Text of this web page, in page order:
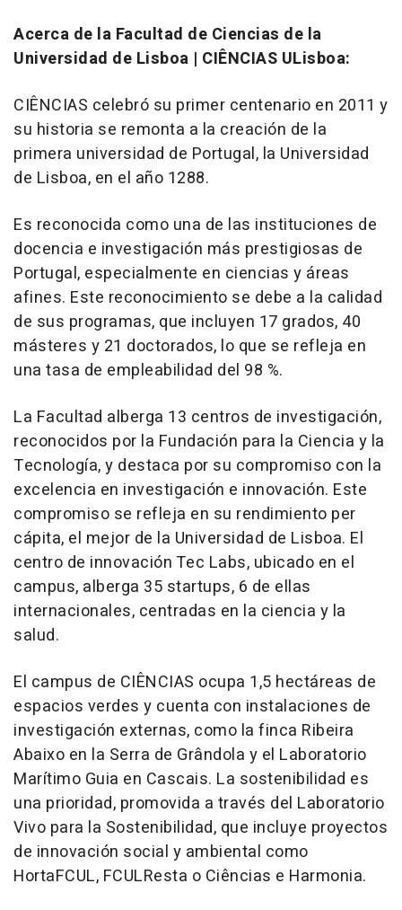
Acerca de la Facultad de Ciencias de la
Universidad de Lisboa | CIÊNCIAS ULisboa:
CIÊNCIAS celebró su primer centenario en 2011 y
su historia se remonta a la creación de la
primera universidad de Portugal, la Universidad
de Lisboa, en el año 1288.
Es reconocida como una de las instituciones de
docencia e investigación más prestigiosas de
Portugal, especialmente en ciencias y áreas
afines. Este reconocimiento se debe a la calidad
de sus programas, que incluyen 17 grados, 40
másteres y 21 doctorados, lo que se refleja en
una tasa de empleabilidad del 98 %.
La Facultad alberga 13 centros de investigación,
reconocidos por la Fundación para la Ciencia y la
Tecnología, y destaca por su compromiso con la
excelencia en investigación e innovación. Este
compromiso se refleja en su rendimiento per
cápita, el mejor de la Universidad de Lisboa. El
centro de innovación Tec Labs, ubicado en el
campus, alberga 35 startups, 6 de ellas
internacionales, centradas en la ciencia y la
salud.
El campus de CIÊNCIAS ocupa 1,5 hectáreas de
espacios verdes y cuenta con instalaciones de
investigación externas, como la finca Ribeira
Abaixo en la Serra de Grândola y el Laboratorio
Marítimo Guia en Cascais. La sostenibilidad es
una prioridad, promovida a través del Laboratorio
Vivo para la Sostenibilidad, que incluye proyectos
de innovación social y ambiental como
HortaFCUL, FCULResta o Ciências e Harmonia.